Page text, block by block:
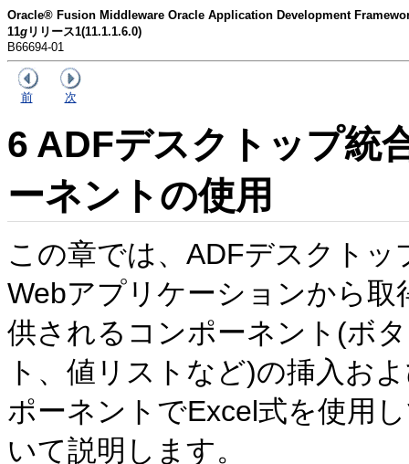
Oracle® Fusion Middleware Oracle Application Development
11g リリース1(11.1.1.6.0)
B66694-01
前 次
6 ADFデスクトップ統
ーネントの使用
この章では、ADFデスクト
Webアプリケーションから
供されるコンポーネント(ボ
ト、値リストなど)の挿入お
ポーネントでExcel式を使用
いて説明します。